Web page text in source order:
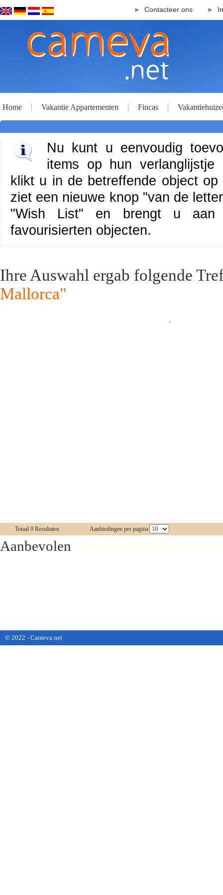
► Contacteer ons ►
Home Vakantie Appartementen Fincas
Nu kunt u eenvoudig
items op hun
klikt u in de betreffende object
ziet een nieuwe knop "van de
"Wish List" en brengt u
favourisierten objecten.
Ihre Auswahl ergab folgende
Mallorca"
.
Totaal 0 Resultaten Aanbiedingen per pagina
Aanbevolen
© 2022 - Cameva.net